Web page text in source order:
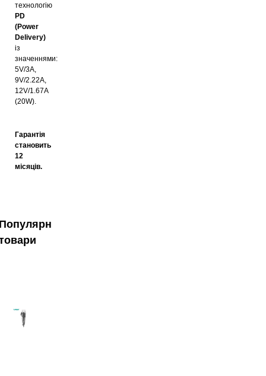
технологію
PD
(Power
Delivery)
із
значеннями:
5V/3А,
9V/2.22А,
12V/1.67А
(20W).
Гарантія
становить
12
місяців.